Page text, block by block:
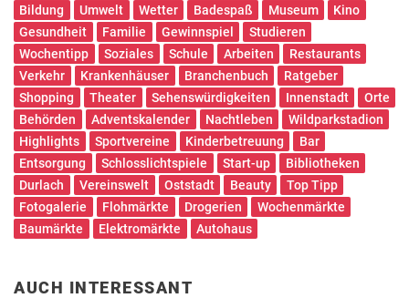
Bildung
Umwelt Wetter Badespaß Museum
Kino
Gesundheit
Familie Gewinnspiel
Studieren
Wochentipp
Soziales Schule Arbeiten
Restaurants
Verkehr
Krankenhäuser Branchenbuch
Ratgeber
Shopping
Theater Sehenswürdigkeiten Innenstadt
Orte
Behörden
Adventskalender Nachtleben
Wildparkstadion
Highlights
Sportvereine Kinderbetreuung
Bar
Entsorgung
Schlosslichtspiele Start-up
Bibliotheken
Durlach
Vereinswelt Oststadt Beauty
Top Tipp
Fotogalerie
Flohmärkte Drogerien
Wochenmärkte
Baumärkte
Elektromärkte Autohaus
AUCH INTERESSANT